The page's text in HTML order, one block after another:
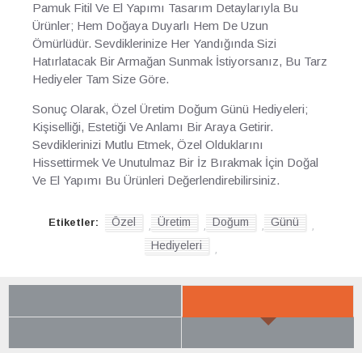
Pamuk Fitil Ve El Yapımı Tasarım Detaylarıyla Bu
Ürünler; Hem Doğaya Duyarlı Hem De Uzun
Ömürlüdür. Sevdiklerinize Her Yandığında Sizi
Hatırlatacak Bir Armağan Sunmak İstiyorsanız, Bu Tarz
Hediyeler Tam Size Göre.
Sonuç Olarak, Özel Üretim Doğum Günü Hediyeleri;
Kişiselliği, Estetiği Ve Anlamı Bir Araya Getirir.
Sevdiklerinizi Mutlu Etmek, Özel Olduklarını
Hissettirmek Ve Unutulmaz Bir İz Bırakmak İçin Doğal
Ve El Yapımı Bu Ürünleri Değerlendirebilirsiniz.
Etiketler: Özel Üretim Doğum Günü
Hediyeleri